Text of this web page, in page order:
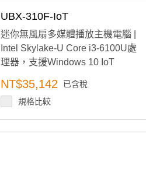
UBX-310F-IoT
迷你無風扇多媒體播放主機電腦 |
Intel Skylake-U Core i3-6100U處
理器，支援Windows 10 IoT
NT$35,142
已含稅
規格比較